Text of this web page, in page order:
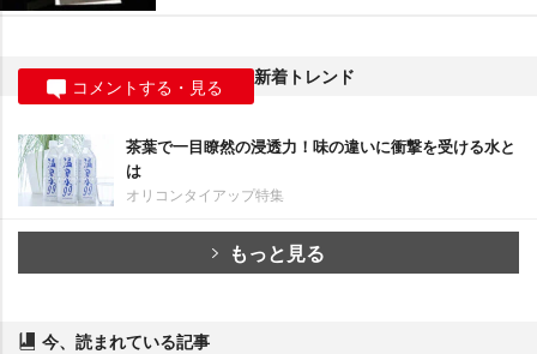
コメントする・見る 新着トレンド
茶葉で一目瞭然の浸透力！味の違いに衝撃を受ける水と
は
オリコンタイアップ特集
もっと見る
今、読まれている記事